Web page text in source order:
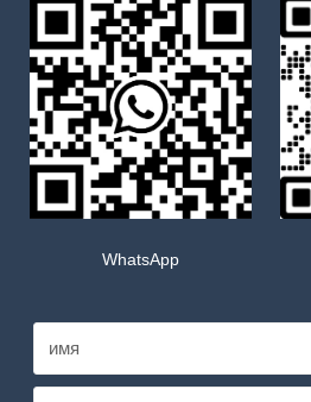
WhatsApp